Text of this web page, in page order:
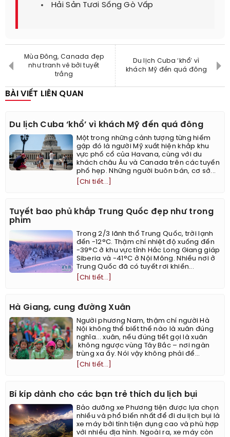
Hải Sản Tươi Sống Gò Vấp
Mùa Đông, Canada đẹp
như tranh vẽ bởi tuyết
trắng
Du lịch Cuba ‘khổ’ vì
khách Mỹ đến quá đông
BÀI VIẾT LIÊN QUAN
Du lịch Cuba ‘khổ’ vì khách Mỹ đến quá đông
Một trong những cảnh tượng từng hiếm
gặp đó là người Mỹ xuất hiện khắp khu
vực phố cổ của Havana, cùng với du
khách châu Âu và Canada trên các tuyến
phố hẹp. Những người buôn bán, cơ sở...
[Chi tiết...]
Tuyết bao phủ khắp Trung Quốc đẹp như trong
phim
Trong 2/3 lãnh thổ Trung Quốc, trời lạnh
đến -12°C. Thậm chí nhiệt độ xuống đến
-39°C ở khu vực tỉnh Hắc Long Giang giáp
Siberia và -41°C ở Nội Mông. Nhiều nơi ở
Trung Quốc đã có tuyết rơi khiến...
[Chi tiết...]
Hà Giang, cung đường Xuân
Người phương Nam, thậm chí người Hà
Nội không thể biết thế nào là xuân đúng
nghĩa... xuân, nếu đúng tiết gọi là xuân
không ngược vùng Tây Bắc – nơi ngàn
trùng xa ấy. Nói vậy không phải để...
[Chi tiết...]
Bí kíp dành cho các bạn trẻ thích du lịch bụi
Bảo dưỡng xe Phương tiện được lựa chọn
nhiều và phổ biến nhất để đi du lịch bụi là
xe máy bởi tính tiện dụng cao và phù hợp
với nhiều địa hình. Ngoài ra, xe máy còn